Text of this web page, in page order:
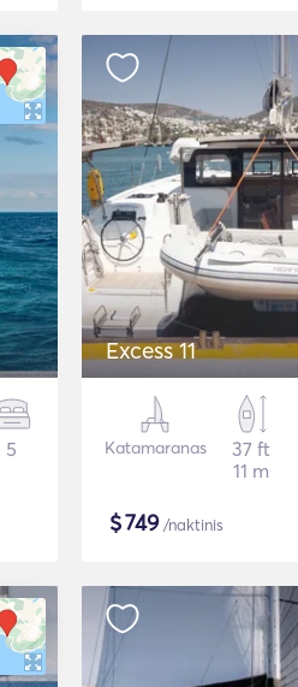
5
Excess 11
Katamaranas
37 ft
11 m
$749/naktinis